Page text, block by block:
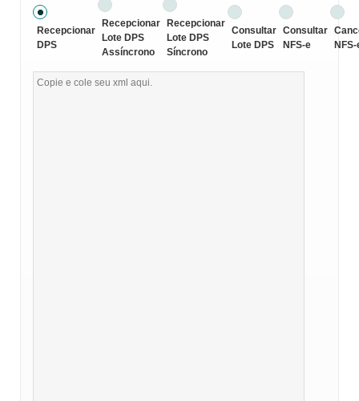
Recepcionar
DPS
Recepcionar
Lote DPS
Assíncrono
Recepcionar
Lote DPS
Síncrono
Consultar
Lote DPS
Consultar
NFS-e
NFS-